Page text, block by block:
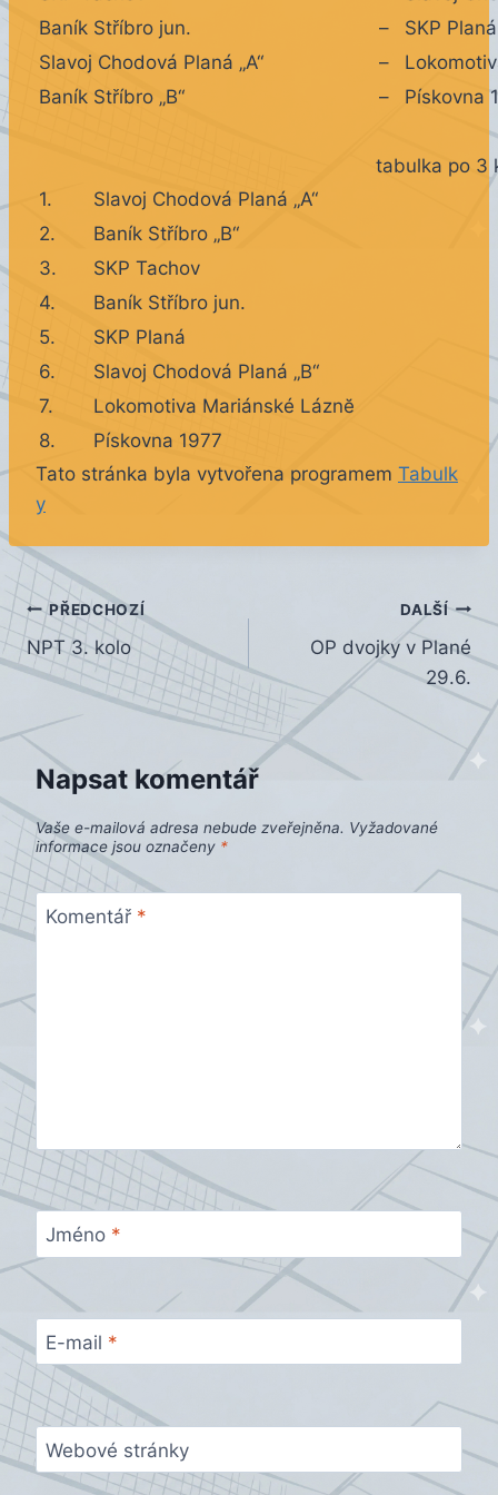
Baník Stříbro jun.
–
SKP Planá
Slavoj Chodová Planá „A“
–
Baník Stříbro „B“
– Pískovna
tabulka po 3
1.
Slavoj Chodová Planá „A“
2.
Baník Stříbro „B“
3.
SKP Tachov
4.
Baník Stříbro jun.
5.
SKP Planá
6.
Slavoj Chodová Planá „B“
7.
Lokomotiva Mariánské Láznĕ
8.
Pískovna 1977
Tato stránka byla vytvořena programem Tabulk
y
Navigace
pro
příspěvek
PŘEDCHOZÍ
NPT 3. kolo
DALŠÍ
OP dvojky v Plané
29.6.
Napsat komentář
Vaše e-mailová adresa nebude zveřejněna. Vyžadované
informace jsou označeny *
Komentář *
Jméno *
E-mail *
Webové stránky